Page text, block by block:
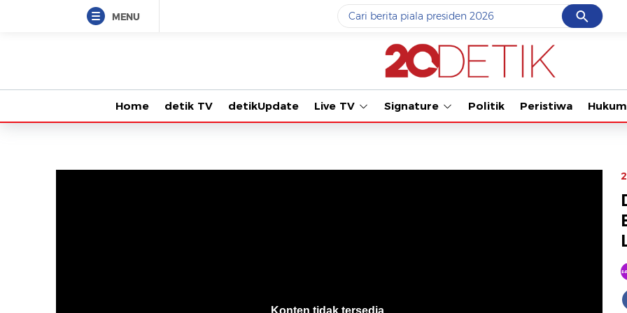
MENU Cancel
Yang sedang ramai dicari
piala presiden 2026
#3gempa hari ini
#5iran
Home detik TV detikUpdate Live TV Signature Politik Peristiwa Hukum
Konten tidak tersedia